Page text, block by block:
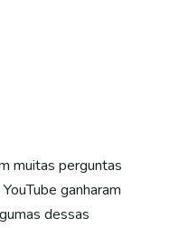
muitas perguntas
ganharam
dessas